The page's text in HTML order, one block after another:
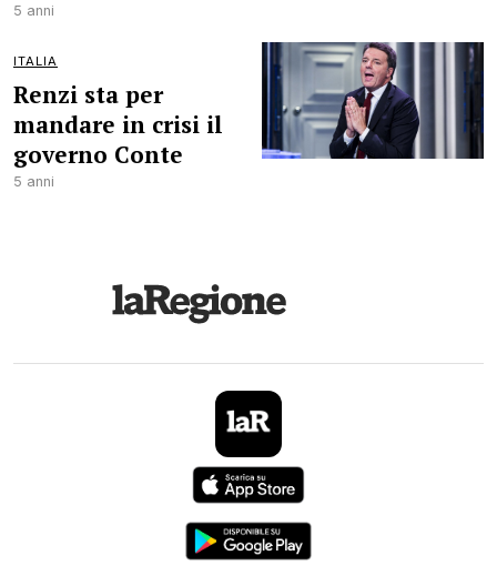
5 anni
ITALIA
Renzi sta per
mandare in crisi il
governo Conte
5 anni